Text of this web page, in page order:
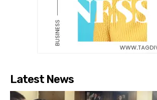
Latest News